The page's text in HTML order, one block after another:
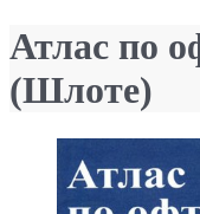
Атлас по
(Шлоте)